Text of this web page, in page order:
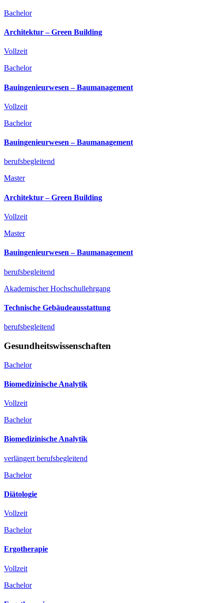
Bachelor
Architektur­ – Green Building
Vollzeit
Bachelor
Bauingenieurwesen­ – Baumanagement
Vollzeit
Bachelor
Bauingenieurwesen­ – Baumanagement
berufsbegleitend
Master
Architektur­ – Green Building
Vollzeit
Master
Bauingenieurwesen­ – Baumanagement
berufsbegleitend
Akademischer Hochschullehrgang
Technische Gebäudeausstattung
berufsbegleitend
Gesundheitswissenschaften
Bachelor
Biomedizinische Analytik
Vollzeit
Bachelor
Biomedizinische Analytik
verlängert berufsbegleitend
Bachelor
Diätologie
Vollzeit
Bachelor
Ergotherapie
Vollzeit
Bachelor